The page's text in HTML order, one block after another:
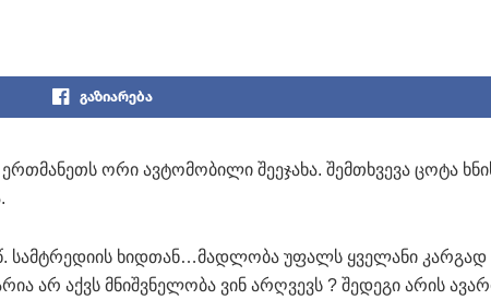
გაზიარება
ორი ავტომობილი შეეჯახა. შემთხვევა ცოტა
სამტრედიის ხიდთან…მადლობა უფალს ყველანი კარგად
არ აქვს მნიშვნელობა ვინ არღვევს ? შედეგი არის